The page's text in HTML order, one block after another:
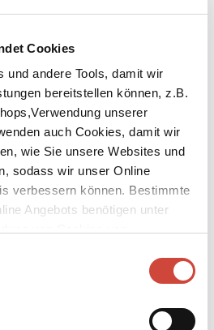
Cookies
und andere Tools, damit wir
bereitstellen können, z.B.
unserer
auch Cookies, damit wir
wie Sie unsere Websites und
sodass wir unser Online
verbessern können. Bestimmte
Angebots benötigen unter
Nabb
im Palazzo
12,00 / sFr 16,00* / € (A) 12,40